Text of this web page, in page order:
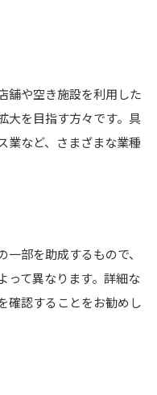
舗や空き施設を利用した
大を目指す方々です。具
業など、さまざまな業種
部を助成するもので、
って異なります。詳細な
確認することをお勧めし